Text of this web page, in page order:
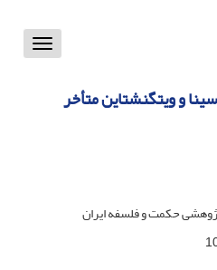
Toggle
و ویتگنشتاین متأخر
حکمت و فلسفه ایران